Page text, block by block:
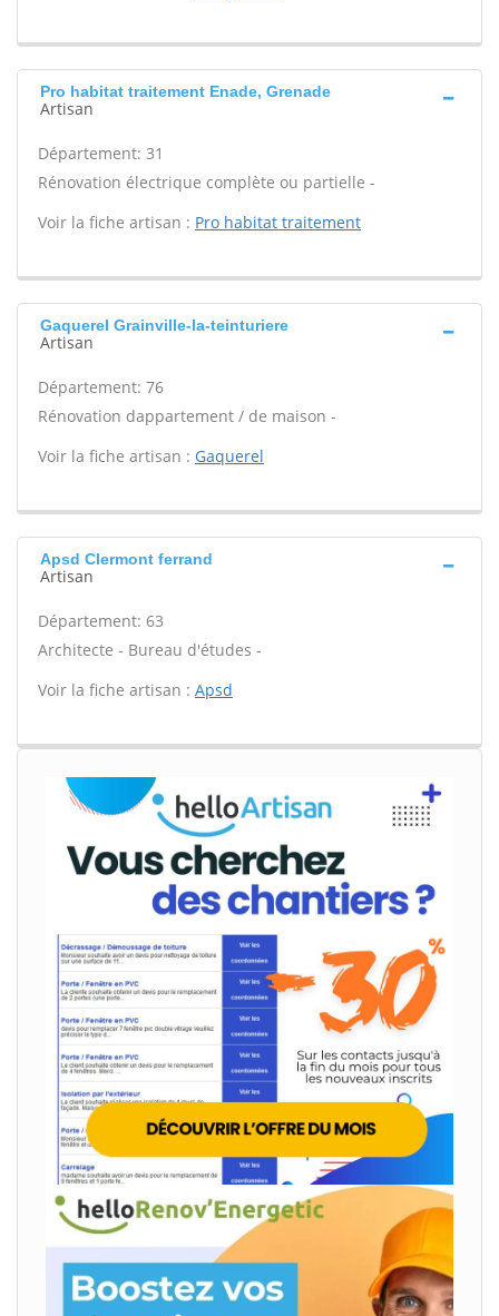
Pro habitat traitement Enade, Grenade
Artisan
Département: 31
Rénovation électrique complète ou partielle -
Voir la fiche artisan : Pro habitat traitement
Gaquerel Grainville-la-teinturiere
Artisan
Département: 76
Rénovation dappartement / de maison -
Voir la fiche artisan : Gaquerel
Apsd Clermont ferrand
Artisan
Département: 63
Architecte - Bureau d'études -
Voir la fiche artisan : Apsd